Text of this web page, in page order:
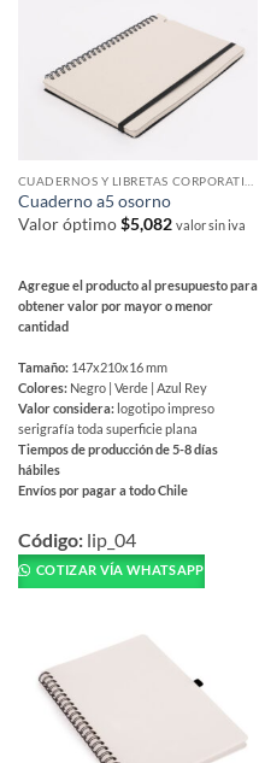
pueden
elegir
de
producto
Cuaderno a5 osorno
Valor óptimo$5,082 valor sin iva
Agregue el producto al presupuesto para
obtener valor por mayor o menor
cantidad
Tamaño: 147x210x16 mm
Colores: Negro | Verde | Azul Rey
Valor considera: logotipo impreso
serigrafía toda superficie plana
Tiempos de producción de 5-8 días
hábiles
Envíos por pagar a todo Chile
producto
tiene
múltiples
opciones
pueden
Código: lip_04
COTIZAR VÍA WHATSAPP